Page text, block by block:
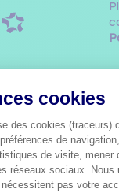
cookies
des cookies (traceurs)
de
de visite, mener
réseaux sociaux. Nous
pas votre